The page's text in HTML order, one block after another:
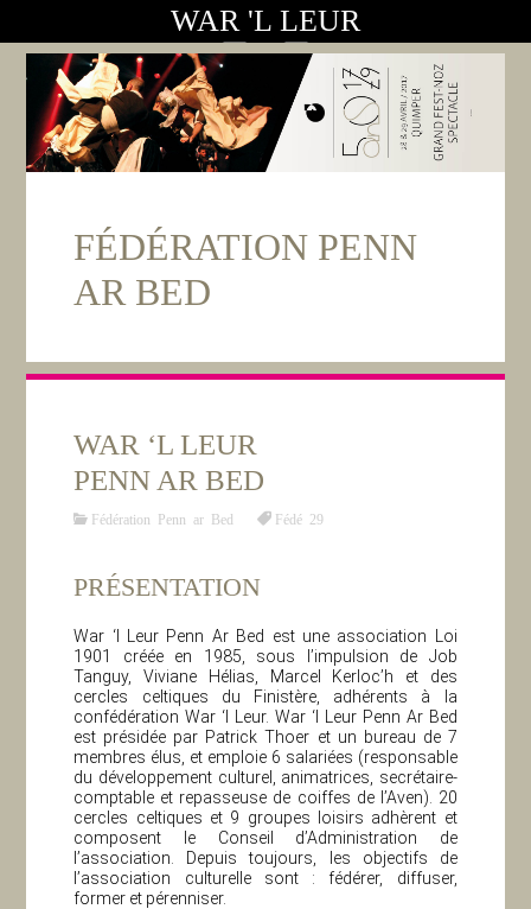
WAR 'L LEUR
FÉDÉRATION PENN
AR BED
WAR ‘L LEUR
PENN AR BED
Fédération Penn ar Bed Fédé 29
PRÉSENTATION
War ‘l Leur Penn Ar Bed est une association Loi
1901 créée en 1985, sous l’impulsion de Job
Tanguy, Viviane Hélias, Marcel Kerloc’h et des
cercles celtiques du Finistère, adhérents à la
confédération War ‘l Leur. War ‘l Leur Penn Ar Bed
est présidée par Patrick Thoer et un bureau de 7
membres élus, et emploie 6 salariées (responsable
du développement culturel, animatrices, secrétaire-
comptable et repasseuse de coiffes de l’Aven). 20
cercles celtiques et 9 groupes loisirs adhèrent et
composent le Conseil d’Administration de
l’association. Depuis toujours, les objectifs de
l’association culturelle sont : fédérer, diffuser,
former et pérenniser.